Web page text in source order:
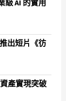
級 AI 的實用
出短片《彷
產實現突破